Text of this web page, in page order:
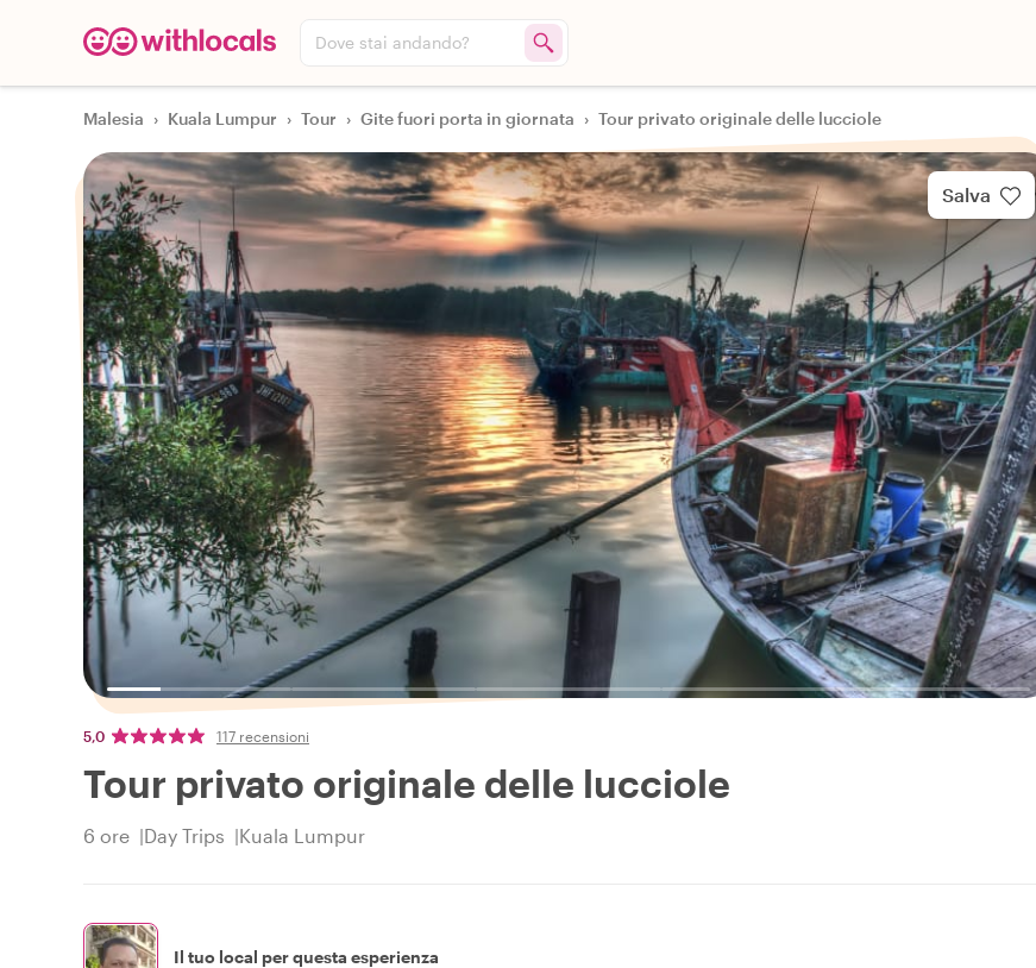
Dove stai andando?
Malesia › Kuala Lumpur › Tour › Gite fuori porta in giornata › Tour privato originale delle lucciole
Salva
5,0 117 recensioni
Tour privato originale delle lucciole
6 ore Day Trips Kuala Lumpur
Il tuo local per questa esperienza